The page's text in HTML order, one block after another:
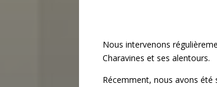
Nous intervenons
Charavines et ses alentours.
Récemment, nous avons